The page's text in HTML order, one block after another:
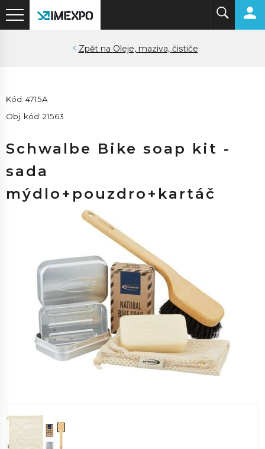
Oleje, maziva, čističe
Kód: 4715A
Obj. kód: 21563
Schwalbe Bike soap kit -
sada
mýdlo+pouzdro+kartáč